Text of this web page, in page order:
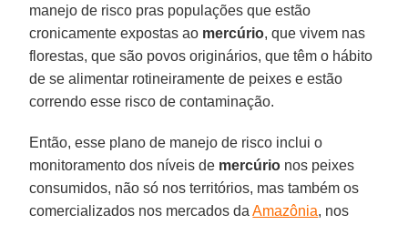
manejo de risco pras populações que estão
cronicamente expostas ao mercúrio, que vivem nas
florestas, que são povos originários, que têm o hábito
de se alimentar rotineiramente de peixes e estão
correndo esse risco de contaminação.
Então, esse plano de manejo de risco inclui o
monitoramento dos níveis de mercúrio nos peixes
consumidos, não só nos territórios, mas também os
comercializados nos mercados daAmazônia, nos